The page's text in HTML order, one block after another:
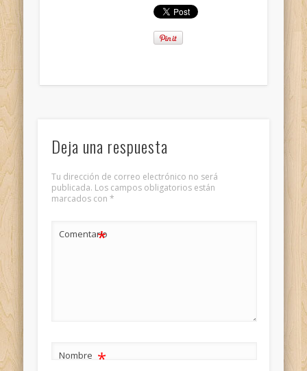
Deja una respuesta
Tu dirección de correo electrónico no será
publicada. Los campos obligatorios están
marcados con *
Comentario
*
Nombre *